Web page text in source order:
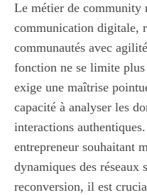
Le métier de community
communication digitale,
communautés avec
fonction ne se limite
exige une maîtrise
capacité à analyser les
interactions
entrepreneur souhaitant
dynamiques des réseaux
reconversion, il est